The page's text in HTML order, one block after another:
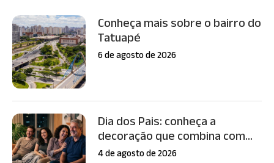
Conheça mais sobre o bairro do
Tatuapé
6 de agosto de 2026
Dia dos Pais: conheça a
decoração que combina com...
4 de agosto de 2026